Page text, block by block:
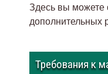
Здесь вы можете
дополнительных
Требования к